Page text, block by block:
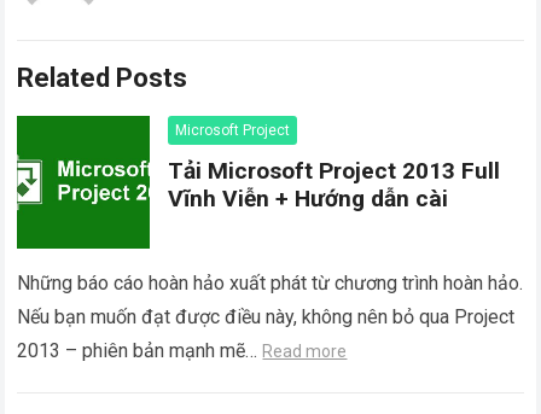
Related Posts
Microsoft Project
Tải Microsoft Project 2013 Full
Vĩnh Viễn + Hướng dẫn cài
Những báo cáo hoàn hảo xuất phát từ chương trình hoàn hảo.
Nếu bạn muốn đạt được điều này, không nên bỏ qua Project
2013 – phiên bản mạnh mẽ… Read more